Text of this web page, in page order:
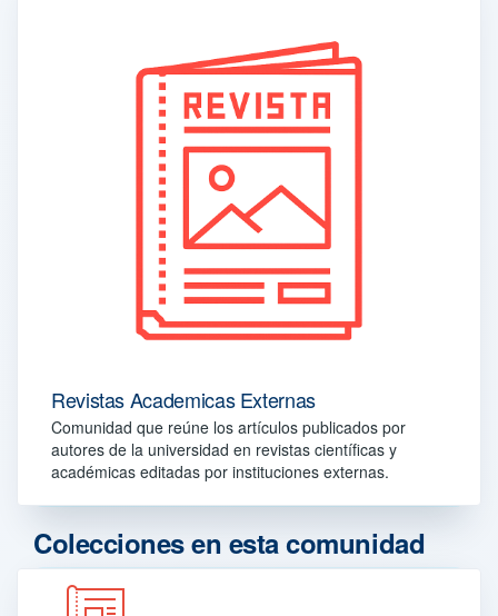
Revistas Academicas Externas
Comunidad que reúne los artículos publicados por
autores de la universidad en revistas científicas y
académicas editadas por instituciones externas.
Colecciones en esta comunidad